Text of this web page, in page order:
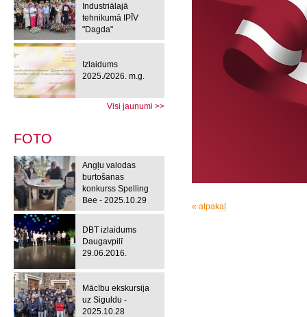
Industriālajā
tehnikumā IPĪV
"Dagda"
Izlaidums
2025./2026. m.g.
Visi jaunumi >>
FOTO
Angļu valodas
burtošanas
konkurss Spelling
Bee - 2025.10.29
DBT izlaidums
Daugavpilī
29.06.2016.
Mācību ekskursija
uz Siguldu -
2025.10.28
« atpakaļ